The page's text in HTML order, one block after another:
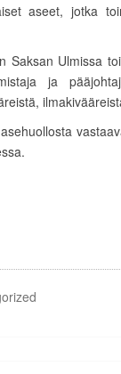
aseet, jotka
Saksan Ulmissa
ja